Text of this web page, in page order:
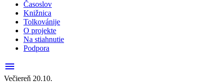
Časoslov
Knižnica
Tolkovánije
O projekte
Na stiahnutie
Podpora
menu
Večiereň 20.10.